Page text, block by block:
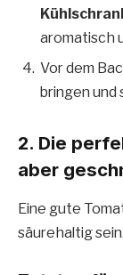
aromatisch
Vor dem
bringen und
2. Die
aber
Eine gute
säurehaltig